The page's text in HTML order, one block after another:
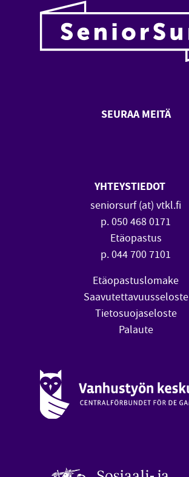
SEURAA MEITÄ
YHTEYSTIEDOT
seniorsurf (at) vtkl.fi
p. 050 468 0171
Etäopastus
p. 044 700 7101
Etäopastuslomake
Saavutettavuusseloste
Tietosuojaseloste
Palaute